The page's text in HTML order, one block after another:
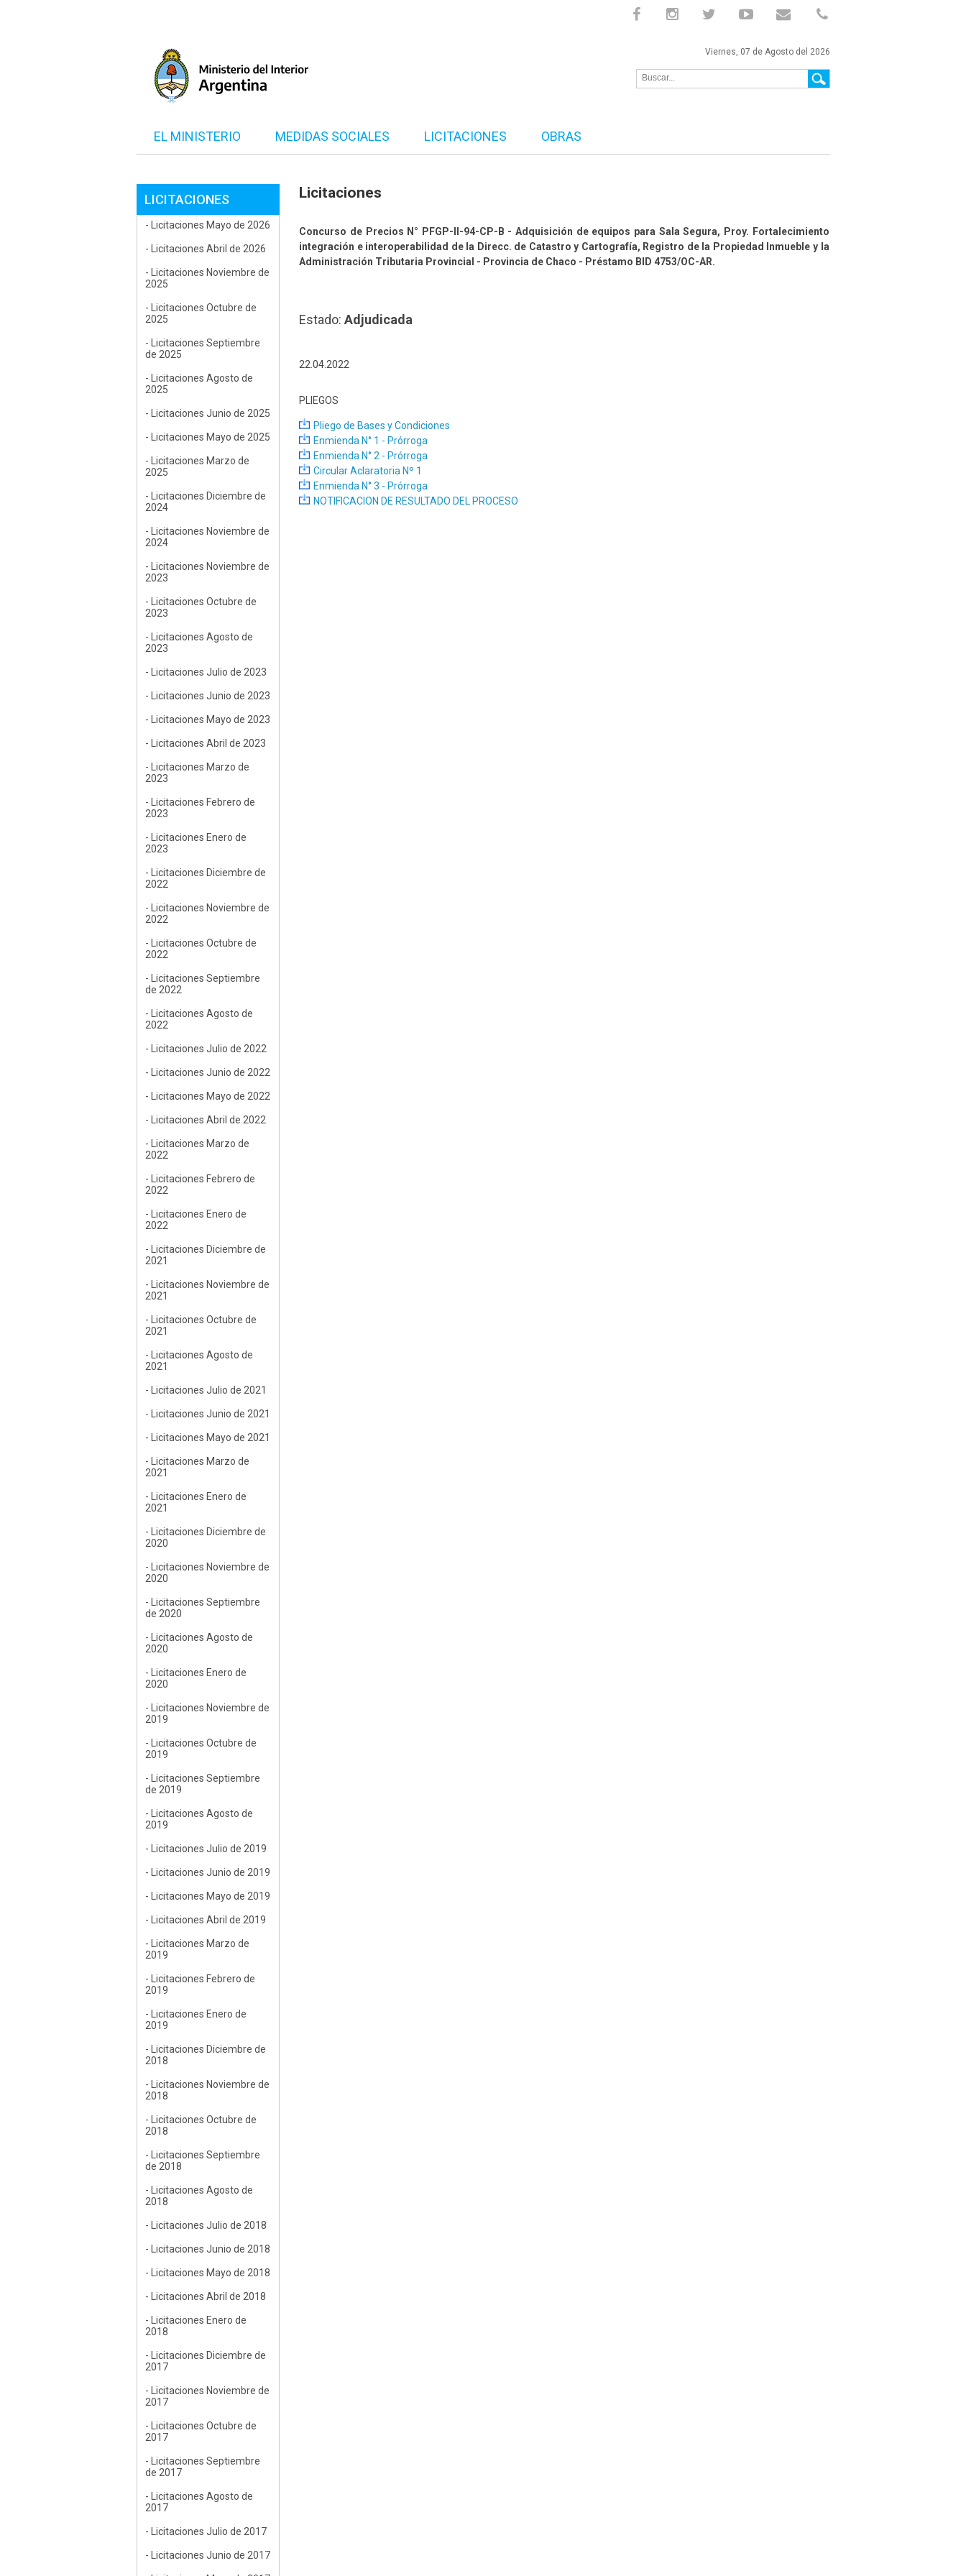
Viernes, 07 de Agosto del 2026
EL MINISTERIO MEDIDAS SOCIALES LICITACIONES OBRAS
LICITACIONES
- Licitaciones Mayo de 2026
- Licitaciones Abril de 2026
- Licitaciones Noviembre de
2025
- Licitaciones Octubre de
2025
- Licitaciones Septiembre
de 2025
- Licitaciones Agosto de
2025
- Licitaciones Junio de 2025
- Licitaciones Mayo de 2025
- Licitaciones Marzo de
2025
- Licitaciones Diciembre de
2024
- Licitaciones Noviembre de
2024
- Licitaciones Noviembre de
2023
- Licitaciones Octubre de
2023
- Licitaciones Agosto de
2023
- Licitaciones Julio de 2023
- Licitaciones Junio de 2023
- Licitaciones Mayo de 2023
- Licitaciones Abril de 2023
- Licitaciones Marzo de
2023
- Licitaciones Febrero de
2023
- Licitaciones Enero de
2023
- Licitaciones Diciembre de
2022
- Licitaciones Noviembre de
2022
- Licitaciones Octubre de
2022
- Licitaciones Septiembre
de 2022
- Licitaciones Agosto de
2022
- Licitaciones Julio de 2022
- Licitaciones Junio de 2022
- Licitaciones Mayo de 2022
- Licitaciones Abril de 2022
- Licitaciones Marzo de
2022
- Licitaciones Febrero de
2022
- Licitaciones Enero de
2022
- Licitaciones Diciembre de
2021
- Licitaciones Noviembre de
2021
- Licitaciones Octubre de
2021
- Licitaciones Agosto de
2021
- Licitaciones Julio de 2021
- Licitaciones Junio de 2021
- Licitaciones Mayo de 2021
- Licitaciones Marzo de
2021
- Licitaciones Enero de
2021
- Licitaciones Diciembre de
2020
- Licitaciones Noviembre de
2020
- Licitaciones Septiembre
de 2020
- Licitaciones Agosto de
2020
- Licitaciones Enero de
2020
- Licitaciones Noviembre de
2019
- Licitaciones Octubre de
2019
- Licitaciones Septiembre
de 2019
- Licitaciones Agosto de
2019
- Licitaciones Julio de 2019
- Licitaciones Junio de 2019
- Licitaciones Mayo de 2019
- Licitaciones Abril de 2019
- Licitaciones Marzo de
2019
- Licitaciones Febrero de
2019
- Licitaciones Enero de
2019
- Licitaciones Diciembre de
2018
- Licitaciones Noviembre de
2018
- Licitaciones Octubre de
2018
- Licitaciones Septiembre
de 2018
- Licitaciones Agosto de
2018
- Licitaciones Julio de 2018
- Licitaciones Junio de 2018
- Licitaciones Mayo de 2018
- Licitaciones Abril de 2018
- Licitaciones Enero de
2018
- Licitaciones Diciembre de
2017
- Licitaciones Noviembre de
2017
- Licitaciones Octubre de
2017
- Licitaciones Septiembre
de 2017
- Licitaciones Agosto de
2017
- Licitaciones Julio de 2017
- Licitaciones Junio de 2017
Licitaciones
Concurso de Precios N° PFGP-II-94-CP-B - Adquisición de equipos para Sala Segura, Proy. Fortalecimiento
integración e interoperabilidad de la Direcc. de Catastro y Cartografía, Registro de la Propiedad Inmueble y la
Administración Tributaria Provincial - Provincia de Chaco - Préstamo BID 4753/OC-AR.
Estado:Adjudicada
22.04.2022
PLIEGOS
Pliego de Bases y Condiciones
Enmienda N° 1 - Prórroga
Enmienda N° 2 - Prórroga
Circular Aclaratoria Nº 1
Enmienda N° 3 - Prórroga
NOTIFICACION DE RESULTADO DEL PROCESO